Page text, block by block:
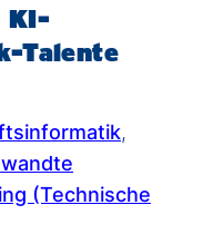
KI-
Talente
,
(Technische